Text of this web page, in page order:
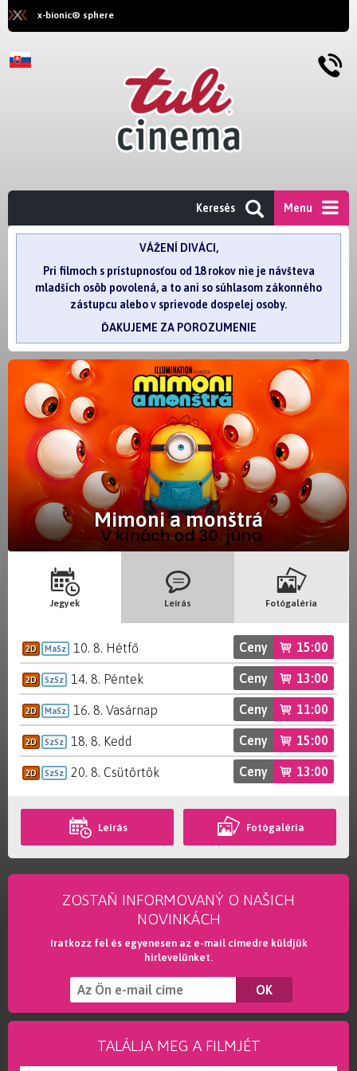
x-bionic® sphere
Menu
Keresés
VÁŽENÍ DIVÁCI,
Pri filmoch s prístupnosťou od 18 rokov nie je návšteva
mladších osôb povolená, a to ani so súhlasom zákonného
zástupcu alebo v sprievode dospelej osoby.
ĎAKUJEME ZA POROZUMENIE
Mimoni a monštrá
Jegyek Leírás Fotógaléria
2D MaSz 10. 8. Hétfő Ceny 15:00
2D SzSz 14. 8. Péntek Ceny 13:00
2D MaSz 16. 8. Vasárnap Ceny 11:00
2D SzSz 18. 8. Kedd Ceny 15:00
2D SzSz 20. 8. Csütörtök Ceny 13:00
Leírás Fotógaléria
ZOSTAŇ INFORMOVANÝ O NAŠICH
NOVINKÁCH
Iratkozz fel és egyenesen az e-mail címedre küldjük
hírlevelünket.
TALÁLJA MEG A FILMJÉT